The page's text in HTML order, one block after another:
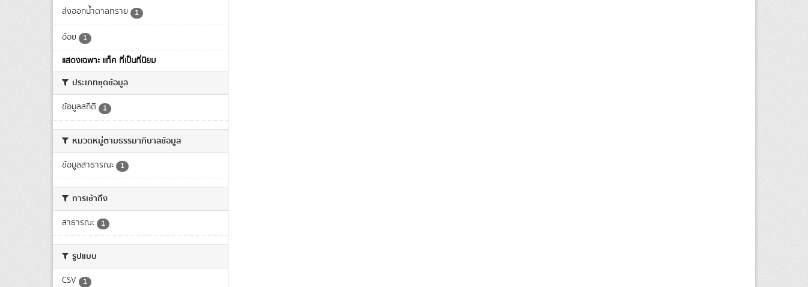
ส่งออกน้ำตาลทราย 1
อ้อย 1
แสดงเฉพาะ แท็ค ที่เป็นที่นิยม
ประเภทชุดข้อมูล
ข้อมูลสถิติ 1
หมวดหมู่ตามธรรมาภิบาลข้อมูล
ข้อมูลสาธารณะ 1
การเข้าถึง
สาธารณะ 1
รูปแบบ
CSV 1